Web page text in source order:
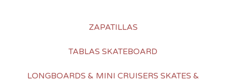
ZAPATILLAS
TABLAS SKATEBOARD
LONGBOARDS & MINI CRUISERS SKATES &